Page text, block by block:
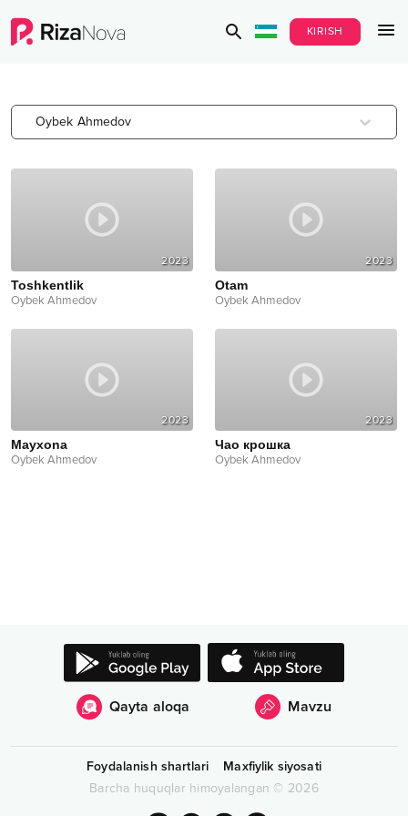
KIRISH
Oybek Ahmedov
2023
Toshkentlik
Oybek Ahmedov
2023
Otam
Oybek Ahmedov
2023
Mayxona
Oybek Ahmedov
2023
Чао крошка
Oybek Ahmedov
Qayta aloqa Mavzu
Foydalanish shartlari
Maxfiylik siyosati
Barcha huquqlar himoyalangan © 2026